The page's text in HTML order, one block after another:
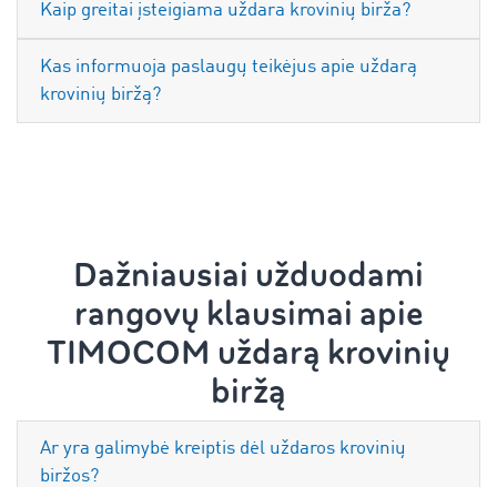
Kaip greitai įsteigiama uždara krovinių birža?
Kas informuoja paslaugų teikėjus apie uždarą
krovinių biržą?
Dažniausiai užduodami
rangovų klausimai apie
TIMOCOM uždarą krovinių
biržą
Ar yra galimybė kreiptis dėl uždaros krovinių
biržos?